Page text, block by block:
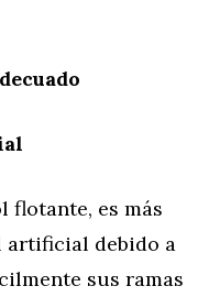
flotante, es más
debido a
sus ramas